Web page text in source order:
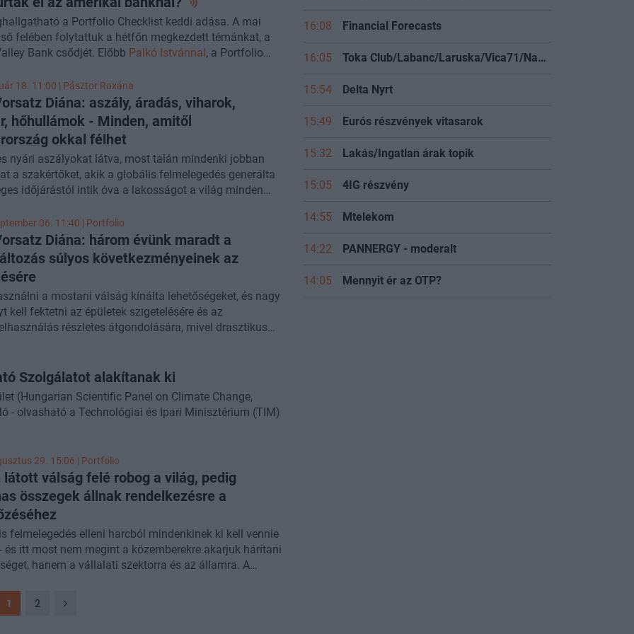
podcastjában.
a Portfolio Checklist keddi adása. A mai
felében folytattuk a hétfőn megkezdett témánkat, a
Bank csődjét. Előbb Palkó Istvánnal, a Portfolio
milyen okok vezetteka bizalom villámgyors
az egyébként jelentős méretű amerikai banknál. A
számunkra kulcsfontosságú következménye, hogy a
az elmúlt 20 év egyik legkomolyabb napon belüli
produkálta, melyrőlWeinhardt Attilát
kérdeztük. A műsor második részében az M1-es
történt szombati tömegszerencsétlenségről volt szó.
március 15-e, és sokan indulnak útnak autóval,
hogyan lehet egy ilyen helyzetben minimalizálni a
majd pedigÜrge-Vorsatz Diana, a Közép-Európai
oktatója, az ENSZ Kormányközi Éghajlatvédelmi
(IPCC) alelnöke beszélt arról, hogy mi idézhette elő
kiváltó porfelhőt az M1-es autópályán.
18. 11:00 | Pásztor Roxána
Diána: aszály, áradás, viharok,
hőhullámok - Minden, amitől
okkal félhet
nyári aszályokat látva, most talán mindenki jobban
a szakértőket, akik a globális felmelegedés generálta
időjárástól intik óva a lakosságot a világ minden
csapások, amelyek nem természetesen, hanem az
éghajlatváltozás miatt jönnek létre. Áradások,
hőhullámok és még sorolhatnánk. Ezekből
néhány Magyarországot is érinti, a hőséghullámok
veszélyeztetik sokak, nemcsak az idősek
állapotát, de hosszú távon a súlyos vízhiányra, így
problémákra is érdemes felkészülnünk az
emelkedésével. De nem is kell ennyire előre
már ugyanis, hogy a nagyobb szárazságokat
követik - Prof. dr. Ürge-Vorsatz Diána szerint, aki a CEU
és a Kormányközi Éghajlatváltozási Testületben
magyar helyzetképről, illetve az elmúlt hónapok
06. 11:40 | Portfolio
Diána: három évünk maradt a
súlyos következményeinek az
a mostani válság kínálta lehetőségeket, és nagy
kell fektetni az épületek szigetelésére és az
részletes átgondolására, mivel drasztikus
Diána. A szakember úgy véli, hogy három évünk
arra, hogy a klímaváltozás legsúlyosabb
elkerüljük.
Szolgálatot alakítanak ki
(Hungarian Scientific Panel on Climate Change,
- olvasható a Technológiai és Ipari Minisztérium (TIM)
29. 15:06 | Portfolio
látott válság felé robog a világ, pedig
összegek állnak rendelkezésre a
felmelegedés elleni harcból mindenkinek ki kell vennie
és itt most nem megint a közemberekre akarjuk hárítani
hanem a vállalati szektorra és az államra. A
kapcsolatos beruházások mértékét, a
pedig hatalmas összegek állnak
1 2
16:08 Financial Forecasts
16:05 Toka Club/Labanc/Laruska/Vica71/Nacky/Bpali/Oldrider/Josefernando/Mcbull/Kawaszabi
15:54 Delta Nyrt
15:49 Eurós részvények vitasarok
15:32 Lakás/Ingatlan árak topik
15:05 4IG részvény
14:55 Mtelekom
14:22 PANNERGY - moderalt
14:05 Mennyit ér az OTP?